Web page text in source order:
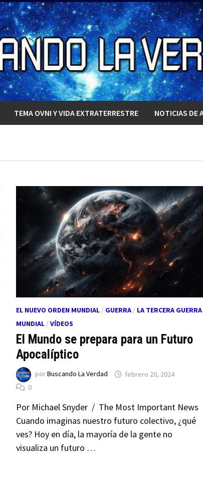
TEMA OVNI Y VIDA EXTRATERRESTRE NOTICIAS DE
EL NUEVO ORDEN MUNDIAL / GUERRA / LA TERCERA GUERRA
MUNDIAL /VÍDEOS
El Mundo se prepara para un Futuro
Apocalíptico
porBuscando La Verdad
febrero 20, 2024
0
Por Michael Snyder / The Most Important News
Cuando imaginas nuestro futuro colectivo, ¿qué
ves? Hoy en día, la mayoría de la gente no
visualiza un futuro …